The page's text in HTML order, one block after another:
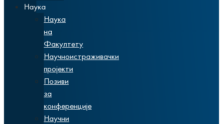
Наука
Наука
на
Факултету
Научноистраживачки
пројекти
Позиви
за
конференције
Научни